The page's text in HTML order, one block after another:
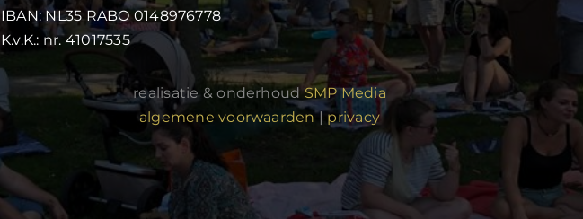
IBAN: NL35 RABO 0148976778
K.v.K.: nr. 41017535
realisatie & onderhoudSMP Media
algemene voorwaarden|privacy